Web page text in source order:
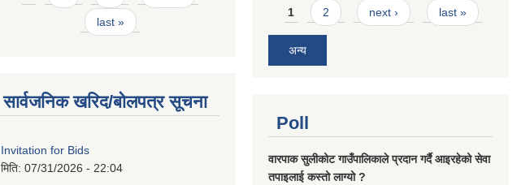
last »
सार्वजनिक खरिद/बोलपत्र सूचना
Invitation for Bids
मिति: 07/31/2026 - 22:04
Pages
1 2 next › last »
अन्य
Poll
वारपाक सुलीकोट गाउँपालिकाले प्रदान गर्दै आइरहेको सेवा
तपाइलाई कस्तो लाग्यो ?